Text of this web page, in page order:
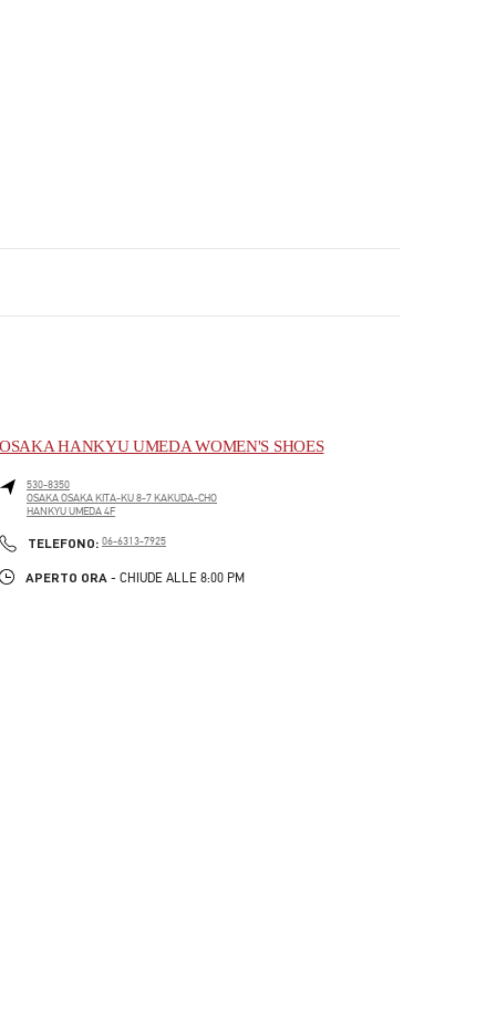
OSAKA HANKYU UMEDA WOMEN'S SHOES
530-8350
OSAKAOSAKA KITA-KU8-7 KAKUDA-CHO
HANKYU UMEDA 4F
TELEFONO: PHONE
06-6313-7925
APERTO ORA - CHIUDE ALLE 8:00 PM